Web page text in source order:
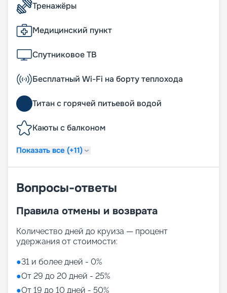
Тренажёры
Медицинский пункт
Спутниковое ТВ
Бесплатный Wi-Fi на борту теплохода
Титан с горячей питьевой водой
Каюты с балконом
Показать все (+11)
Вопросы-ответы
Правила отмены и возврата
Количество дней до круиза — процент
удержания от стоимости:
●31 и более дней - 0%
●От 29 до 20 дней - 25%
●От 19 до 10 дней - 50%